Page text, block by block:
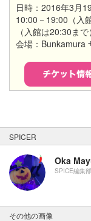
日時：2016年3月
10:00－19:00（入
（入館は20:30まで）
会場：Bunkamura
SPICER
Oka
SPICE編集部
その他の画像